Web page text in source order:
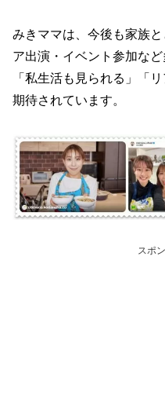
みきママは、今後も家族
ア出演・イベント参加な
「私生活も見られる」「
期待されています。
スポ